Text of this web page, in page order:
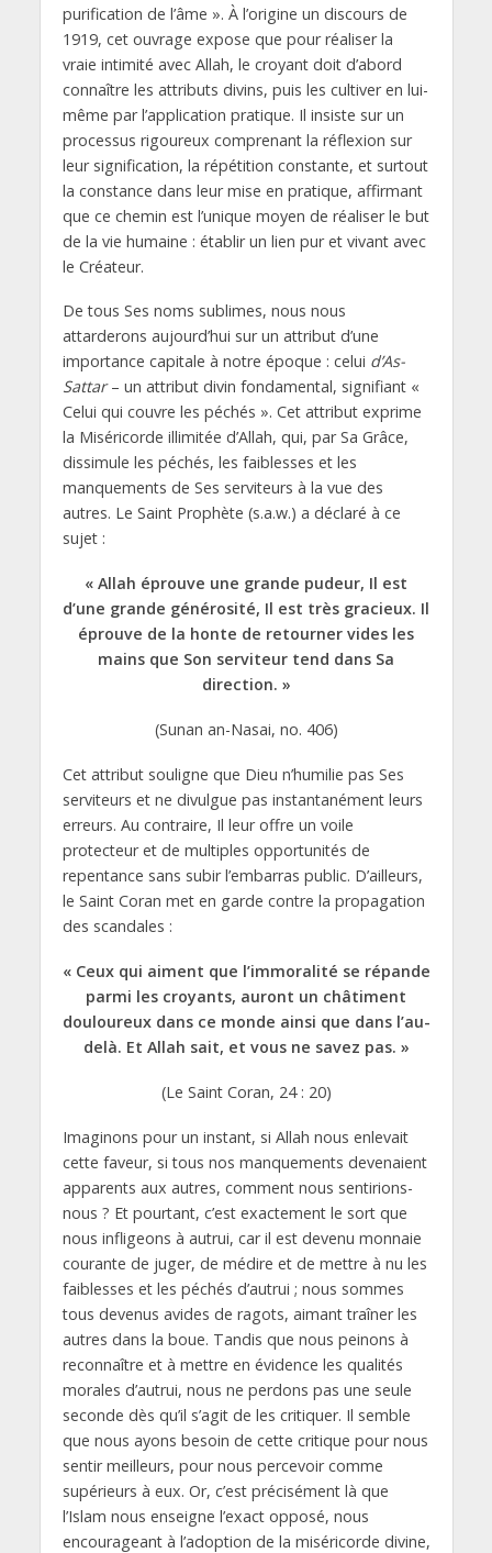
purification de l’âme ». À l’origine un discours de
1919, cet ouvrage expose que pour réaliser la
vraie intimité avec Allah, le croyant doit d’abord
connaître les attributs divins, puis les cultiver en lui-
même par l’application pratique. Il insiste sur un
processus rigoureux comprenant la réflexion sur
leur signification, la répétition constante, et surtout
la constance dans leur mise en pratique, affirmant
que ce chemin est l’unique moyen de réaliser le but
de la vie humaine : établir un lien pur et vivant avec
le Créateur.
De tous Ses noms sublimes, nous nous
attarderons aujourd’hui sur un attribut d’une
importance capitale à notre époque : celui d’As-
Sattar– un attribut divin fondamental, signifiant «
Celui qui couvre les péchés ». Cet attribut exprime
la Miséricorde illimitée d’Allah, qui, par Sa Grâce,
dissimule les péchés, les faiblesses et les
manquements de Ses serviteurs à la vue des
autres. Le Saint Prophète (s.a.w.) a déclaré à ce
sujet :
« Allah éprouve une grande pudeur, Il est
d’une grande générosité, Il est très gracieux. Il
éprouve de la honte de retourner vides les
mains que Son serviteur tend dans Sa
direction. »
(Sunan an-Nasai, no. 406)
Cet attribut souligne que Dieu n’humilie pas Ses
serviteurs et ne divulgue pas instantanément leurs
erreurs. Au contraire, Il leur offre un voile
protecteur et de multiples opportunités de
repentance sans subir l’embarras public. D’ailleurs,
le Saint Coran met en garde contre la propagation
des scandales :
« Ceux qui aiment que l’immoralité se répande
parmi les croyants, auront un châtiment
douloureux dans ce monde ainsi que dans l’au-
delà. Et Allah sait, et vous ne savez pas. »
(Le Saint Coran, 24 : 20)
Imaginons pour un instant, si Allah nous enlevait
cette faveur, si tous nos manquements devenaient
apparents aux autres, comment nous sentirions-
nous ? Et pourtant, c’est exactement le sort que
nous infligeons à autrui, car il est devenu monnaie
courante de juger, de médire et de mettre à nu les
faiblesses et les péchés d’autrui ; nous sommes
tous devenus avides de ragots, aimant traîner les
autres dans la boue. Tandis que nous peinons à
reconnaître et à mettre en évidence les qualités
morales d’autrui, nous ne perdons pas une seule
seconde dès qu’il s’agit de les critiquer. Il semble
que nous ayons besoin de cette critique pour nous
sentir meilleurs, pour nous percevoir comme
supérieurs à eux. Or, c’est précisément là que
l’Islam nous enseigne l’exact opposé, nous
encourageant à l’adoption de la miséricorde divine,